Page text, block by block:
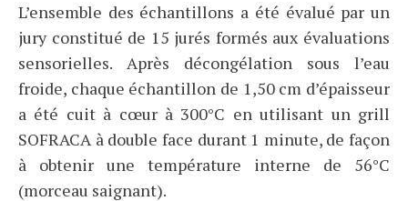
L’ensemble des échantillons a été évalué par un
jury constitué de 15 jurés formés aux évaluations
sensorielles. Après décongélation sous l’eau
froide, chaque échantillon de 1,50 cm d’épaisseur
a été cuit à cœur à 300°C en utilisant un grill
SOFRACA à double face durant 1 minute, de façon
à obtenir une température interne de 56°C
(morceau saignant).